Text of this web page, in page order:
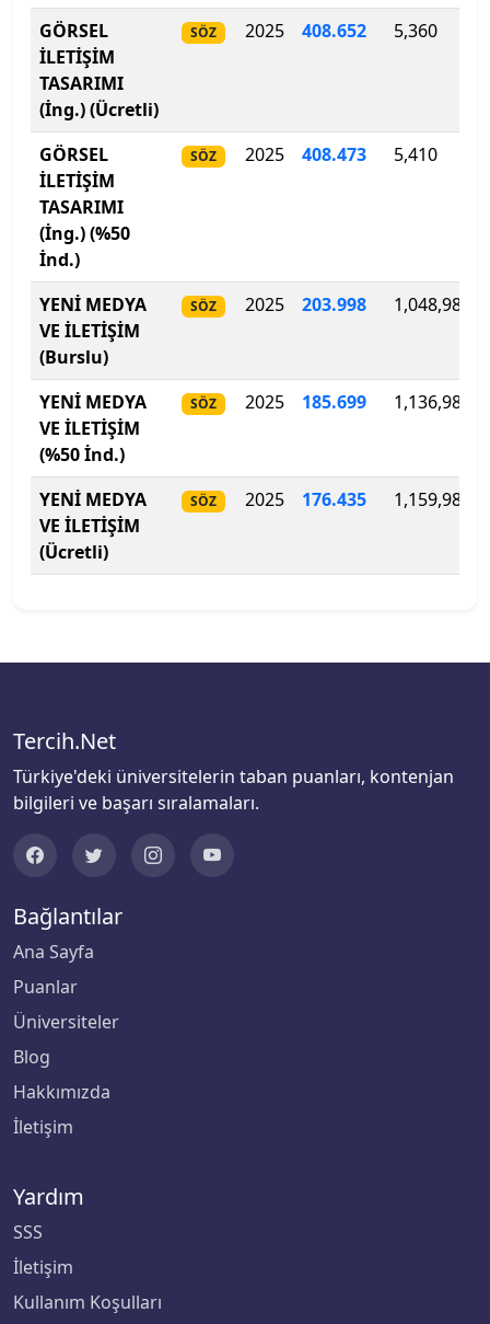
Boğaziçi Üniversitesi
Bolu Abant İzzet Baysal Üniversitesi
Burdur Mehmet Akif Ersoy Üniversitesi
Bursa Teknik Üniversitesi
Bursa Uludağ Üniversitesi
Çağ Üniversitesi
Çanakkale Onsekiz Mart Üniversitesi
Çankaya Üniversitesi
Çankırı Karatekin Üniversitesi
Çukurova Üniversitesi
Demiroğlu Bilim Üniversitesi
Doğuş Üniversitesi
Dokuz Eylül Üniversitesi
Erciyes Üniversitesi
Erzincan Binali Yıldırım Üniversitesi
Fenerbahçe Üniversitesi
GÖRSEL
İLETİŞİM
TASARIMI
(İng.) (Ücretli)
SÖZ 2025 408.652 5,360
GÖRSEL
İLETİŞİM
TASARIMI
(İng.) (%50
İnd.)
SÖZ 2025 408.473 5,410
YENİ MEDYA
VE İLETİŞİM
(Burslu)
SÖZ 2025 203.998 1,048,980
YENİ MEDYA
VE İLETİŞİM
(%50 İnd.)
SÖZ 2025 185.699 1,136,980
YENİ MEDYA
VE İLETİŞİM
(Ücretli)
SÖZ 2025 176.435 1,159,980
Tercih.Net
Türkiye'deki üniversitelerin taban puanları, kontenjan
bilgileri ve başarı sıralamaları.
Bağlantılar
Ana Sayfa
Puanlar
Üniversiteler
Blog
Hakkımızda
İletişim
Yardım
SSS
İletişim
Kullanım Koşulları